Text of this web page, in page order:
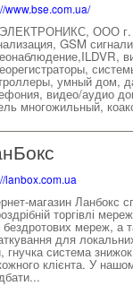
www.bse.com.ua/
ООО г.
GSM
умный дом,
видео/аудио
многожильный,
lanbox.com.ua
магазин Ланбокс
торгівлі
мереж, а
для
гнучка система
клієнта. У